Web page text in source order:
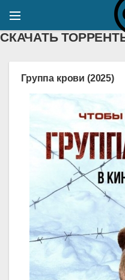
СКАЧАТЬ
Группа крови (2025)